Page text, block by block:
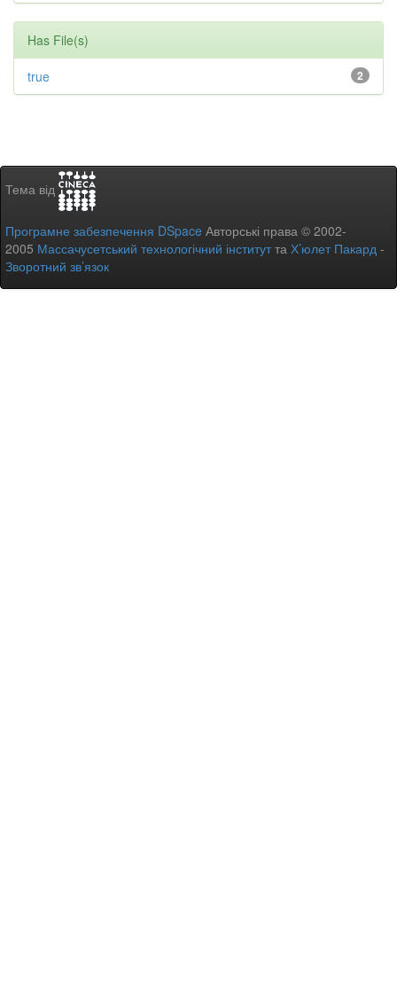
Has File(s)
2
true
Тема від
Програмне забезпечення DSpace Авторські права © 2002-
2005 Массачусетський технологічний інститутта Х’юлет Пакард -
Зворотний зв’язок